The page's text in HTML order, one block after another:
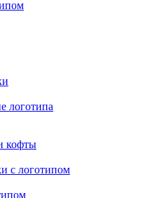
логотипа
кофты
с логотипом